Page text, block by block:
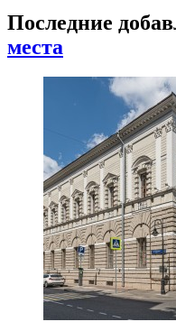
Последние
места